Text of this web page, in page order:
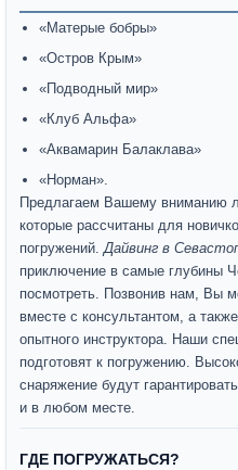
«Матерые бобры»
«Остров Крым»
«Подводный мир»
«Клуб Альфа»
«Аквамарин Балаклава»
«Норман».
Предлагаем Вашему вниманию
которые рассчитаны для
погружений.Дайвинг в
приключение в самые глубины
посмотреть. Позвонив нам, Вы
вместе с консультантом, а
опытного инструктора. Наши
подготовят к погружению.
снаряжение будут
и в любом месте.
ГДЕ ПОГРУЖАТЬСЯ?